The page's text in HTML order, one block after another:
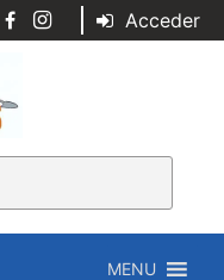
Acceder
MENU